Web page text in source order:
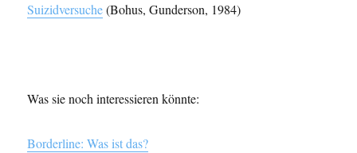
Suizidversuche(Bohus, Gunderson, 1984)
Was sie noch interessieren könnte:
Borderline: Was ist das?